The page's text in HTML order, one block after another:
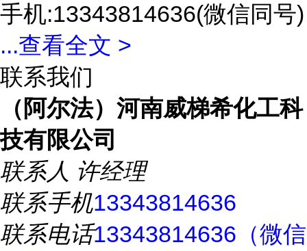
手机:13343814636(微信同号)
...查看全文 >
联系我们
（阿尔法）河南威梯希化工科
技有限公司
联系人 许经理
联系手机13343814636
联系电话13343814636（微信